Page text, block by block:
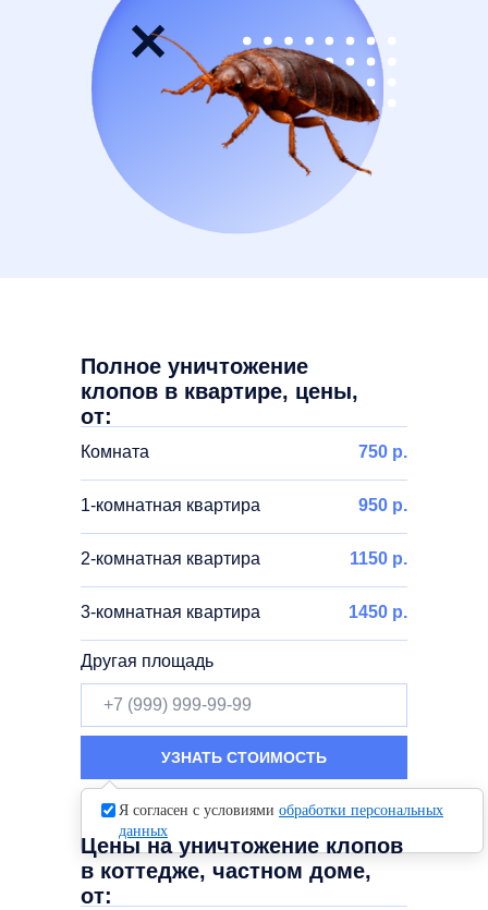
Комната 750 р.
Полное уничтожение
клопов в квартире, цены,
от:
1-комнатная квартира 950 р.
2-комнатная квартира 1150 р.
3-комнатная квартира 1450 р.
Другая площадь
УЗНАТЬ СТОИМОСТЬ
Цены на уничтожение клопов
в коттедже, частном доме,
от:
Я согласен с условиями обработки персональных
данных